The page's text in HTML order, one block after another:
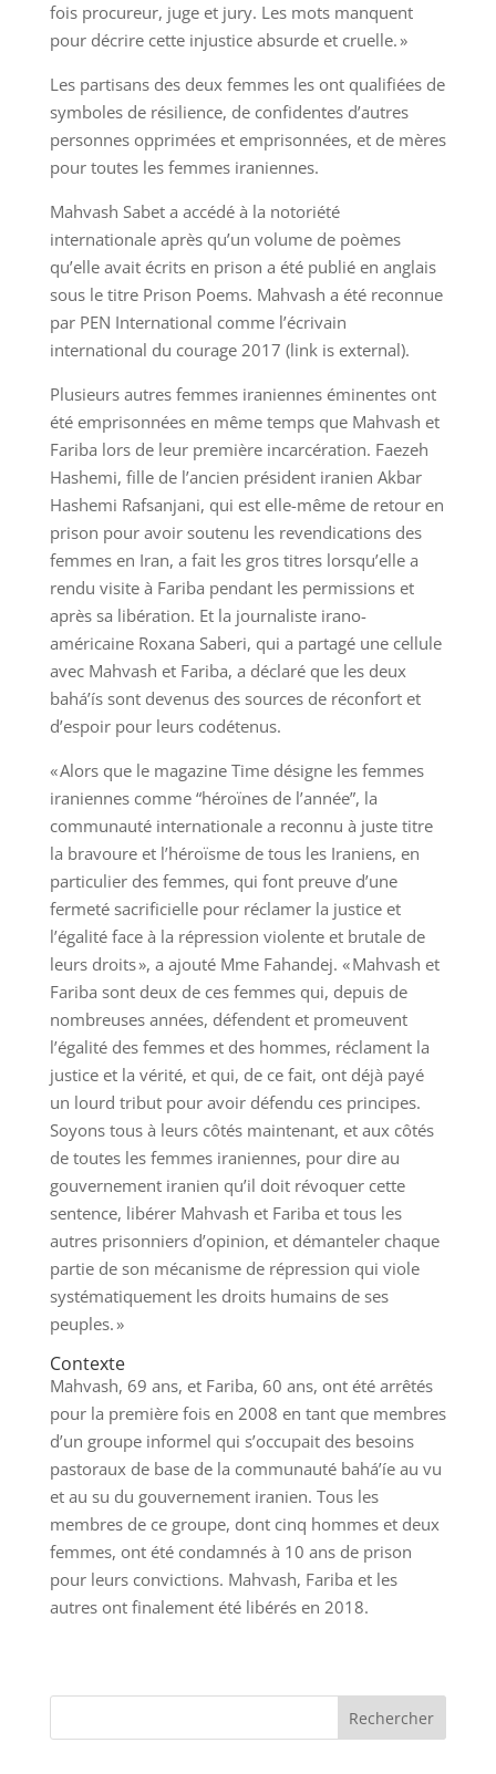
fois procureur, juge et jury. Les mots manquent
pour décrire cette injustice absurde et cruelle. »
Les partisans des deux femmes les ont qualifiées de
symboles de résilience, de confidentes d’autres
personnes opprimées et emprisonnées, et de mères
pour toutes les femmes iraniennes.
Mahvash Sabet a accédé à la notoriété
internationale après qu’un volume de poèmes
qu’elle avait écrits en prison a été publié en anglais
sous le titre Prison Poems. Mahvash a été reconnue
par PEN International comme l’écrivain
international du courage 2017 (link is external).
Plusieurs autres femmes iraniennes éminentes ont
été emprisonnées en même temps que Mahvash et
Fariba lors de leur première incarcération. Faezeh
Hashemi, fille de l’ancien président iranien Akbar
Hashemi Rafsanjani, qui est elle-même de retour en
prison pour avoir soutenu les revendications des
femmes en Iran, a fait les gros titres lorsqu’elle a
rendu visite à Fariba pendant les permissions et
après sa libération. Et la journaliste irano-
américaine Roxana Saberi, qui a partagé une cellule
avec Mahvash et Fariba, a déclaré que les deux
bahá’ís sont devenus des sources de réconfort et
d’espoir pour leurs codétenus.
« Alors que le magazine Time désigne les femmes
iraniennes comme “héroïnes de l’année”, la
communauté internationale a reconnu à juste titre
la bravoure et l’héroïsme de tous les Iraniens, en
particulier des femmes, qui font preuve d’une
fermeté sacrificielle pour réclamer la justice et
l’égalité face à la répression violente et brutale de
leurs droits », a ajouté Mme Fahandej. « Mahvash et
Fariba sont deux de ces femmes qui, depuis de
nombreuses années, défendent et promeuvent
l’égalité des femmes et des hommes, réclament la
justice et la vérité, et qui, de ce fait, ont déjà payé
un lourd tribut pour avoir défendu ces principes.
Soyons tous à leurs côtés maintenant, et aux côtés
de toutes les femmes iraniennes, pour dire au
gouvernement iranien qu’il doit révoquer cette
sentence, libérer Mahvash et Fariba et tous les
autres prisonniers d’opinion, et démanteler chaque
partie de son mécanisme de répression qui viole
systématiquement les droits humains de ses
peuples. »
Contexte
Mahvash, 69 ans, et Fariba, 60 ans, ont été arrêtés
pour la première fois en 2008 en tant que membres
d’un groupe informel qui s’occupait des besoins
pastoraux de base de la communauté bahá’íe au vu
et au su du gouvernement iranien. Tous les
membres de ce groupe, dont cinq hommes et deux
femmes, ont été condamnés à 10 ans de prison
pour leurs convictions. Mahvash, Fariba et les
autres ont finalement été libérés en 2018.